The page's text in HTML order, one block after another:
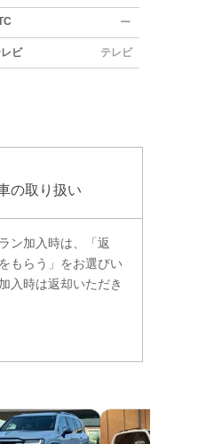
ー
ビ テレビ
の取り扱い
ン加入時は、「返
もらう」をお選びい
入時は返却いただき